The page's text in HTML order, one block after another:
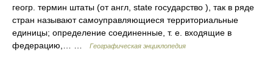
геогр. термин штаты (от англ, state государство ), так в ряде
стран называют самоуправляющиеся территориальные
единицы; определение соединенные, т. е. входящие в
федерацию,… …
Географическая энциклопедия